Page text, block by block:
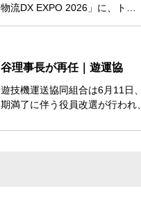
物流DX EXPO 2026」に、ト…
谷理事長が再任｜遊運協
遊技機運送協同組合は6月11日
期満了に伴う役員改選が行わ